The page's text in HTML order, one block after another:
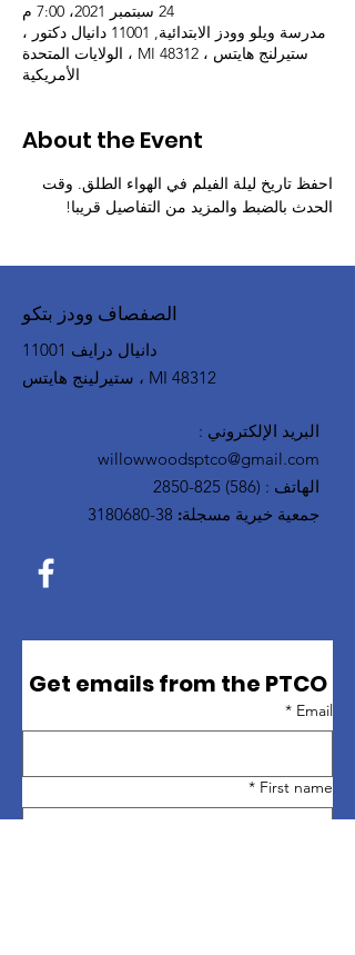
24 سبتمبر 2021، 7:00 م
مدرسة ويلو وودز الابتدائية, 11001 دانيال دكتور ،
ستيرلنج هايتس ، MI 48312 ، الولايات المتحدة
الأمريكية
About the Event
احفظ تاريخ ليلة الفيلم في الهواء الطلق. وقت
الحدث بالضبط والمزيد من التفاصيل قريبا!
الصفصاف وودز بتكو
11001 دانيال درايف
ستيرلينج هايتس ، MI 48312
البريد الإلكتروني :
willowwoodsptco@gmail.com
الهاتف :
(586) 825-2850
جمعية خيرية مسجلة: 38-3180680
Get emails from the PTCO
Email
*
First name
*